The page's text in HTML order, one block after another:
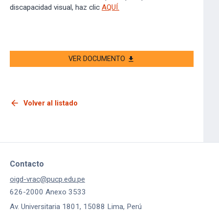
discapacidad visual, haz clic AQUÍ.
VER DOCUMENTO download
arrow_back Volver al listado
Contacto
oigd-vrac@pucp.edu.pe
626-2000 Anexo 3533
Av. Universitaria 1801, 15088 Lima, Perú